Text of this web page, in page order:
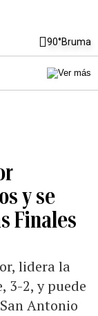
90°Bruma
y se
Finales
lidera la
3-2, y puede
Antonio